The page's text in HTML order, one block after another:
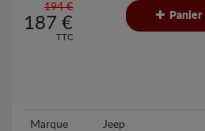
194 €
187 €
TTC
Panier
Marque Jeep